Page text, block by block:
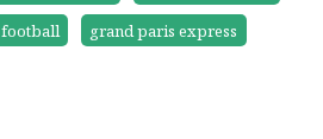
football grand paris express